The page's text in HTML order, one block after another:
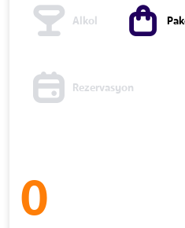
Alkol
Rezervasyon
0